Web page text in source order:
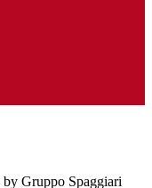
Gruppo Spaggiari